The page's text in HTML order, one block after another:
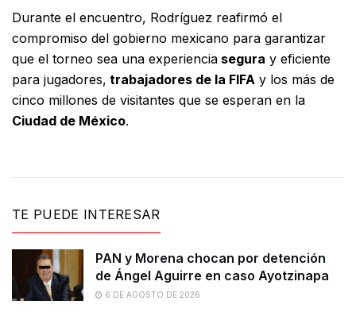
Durante el encuentro, Rodríguez reafirmó el
compromiso del gobierno mexicano para garantizar
que el torneo sea una experiencia segura y eficiente
para jugadores, trabajadores de la FIFA y los más de
cinco millones de visitantes que se esperan en la
Ciudad de México.
TE PUEDE INTERESAR
PAN y Morena chocan por detención
de Ángel Aguirre en caso Ayotzinapa
6 DE AGOSTO DE 2026